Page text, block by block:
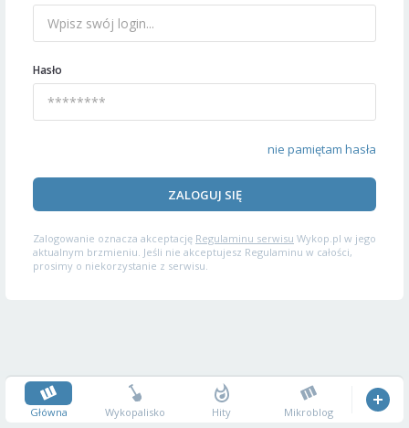
Hasło
nie pamiętam hasła
ZALOGUJ SIĘ
Zalogowanie oznacza akceptację Regulaminu serwisu Wykop.pl w jego
aktualnym brzmieniu. Jeśli nie akceptujesz Regulaminu w całości,
prosimy o niekorzystanie z serwisu.
Główna Wykopalisko Hity Mikroblog